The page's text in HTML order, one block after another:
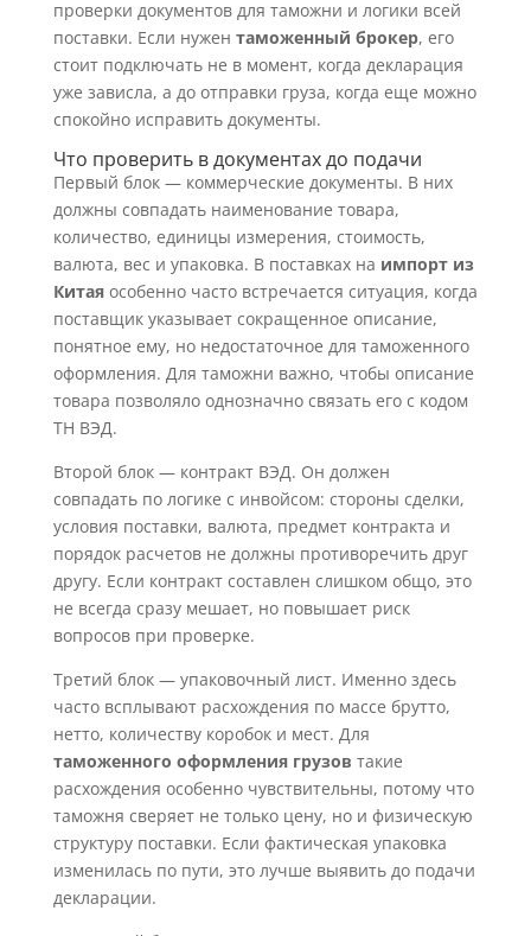
проверки документов для таможни и логики всей
поставки. Если нужен таможенный брокер, его
стоит подключать не в момент, когда декларация
уже зависла, а до отправки груза, когда еще можно
спокойно исправить документы.
Что проверить в документах до подачи
Первый блок — коммерческие документы. В них
должны совпадать наименование товара,
количество, единицы измерения, стоимость,
валюта, вес и упаковка. В поставках на импорт из
Китаяособенно часто встречается ситуация, когда
поставщик указывает сокращенное описание,
понятное ему, но недостаточное для таможенного
оформления. Для таможни важно, чтобы описание
товара позволяло однозначно связать его с кодом
ТН ВЭД.
Второй блок — контракт ВЭД. Он должен
совпадать по логике с инвойсом: стороны сделки,
условия поставки, валюта, предмет контракта и
порядок расчетов не должны противоречить друг
другу. Если контракт составлен слишком общо, это
не всегда сразу мешает, но повышает риск
вопросов при проверке.
Третий блок — упаковочный лист. Именно здесь
часто всплывают расхождения по массе брутто,
нетто, количеству коробок и мест. Для
таможенного оформления грузов такие
расхождения особенно чувствительны, потому что
таможня сверяет не только цену, но и физическую
структуру поставки. Если фактическая упаковка
изменилась по пути, это лучше выявить до подачи
декларации.